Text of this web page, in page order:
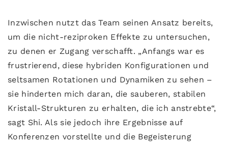
Inzwischen nutzt das Team seinen Ansatz bereits,
um die nicht-reziproken Effekte zu untersuchen,
zu denen er Zugang verschafft. „Anfangs war es
frustrierend, diese hybriden Konfigurationen und
seltsamen Rotationen und Dynamiken zu sehen –
sie hinderten mich daran, die sauberen, stabilen
Kristall-Strukturen zu erhalten, die ich anstrebte“,
sagt Shi. Als sie jedoch ihre Ergebnisse auf
Konferenzen vorstellte und die Begeisterung